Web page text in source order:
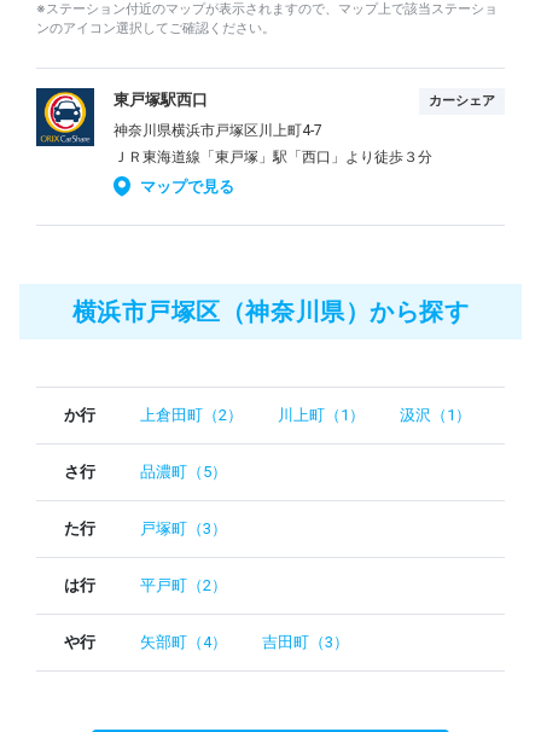
※ステーション付近のマップが表示されますので、マップ上で該当ステーショ
ンのアイコン選択してご確認ください。
東戸塚駅西口 カーシェア
神奈川県横浜市戸塚区川上町4-7
ＪＲ東海道線「東戸塚」駅「西口」より徒歩３分
マップで見る
横浜市戸塚区（神奈川県）から探す
か行 上倉田町（2） 川上町（1） 汲沢（1）
さ行 品濃町（5）
た行 戸塚町（3）
は行 平戸町（2）
や行 矢部町（4） 吉田町（3）
アプリの使い方